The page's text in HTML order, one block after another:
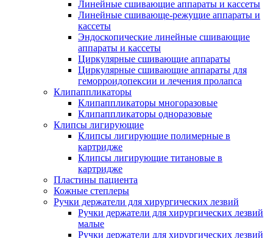
Линейные сшивающие аппараты и кассеты
Линейные сшивающе-режущие аппараты и
кассеты
Эндоскопические линейные сшивающие
аппараты и кассеты
Циркулярные сшивающие аппараты
Циркулярные сшивающие аппараты для
геморроидопексии и лечения пролапса
Клипаппликаторы
Клипаппликаторы многоразовые
Клипаппликаторы одноразовые
Клипсы лигирующие
Клипсы лигирующие полимерные в
картридже
Клипсы лигирующие титановые в
картридже
Пластины пациента
Кожные степлеры
Ручки держатели для хирургических лезвий
Ручки держатели для хирургических лезвий
малые
Ручки держатели для хирургических лезвий